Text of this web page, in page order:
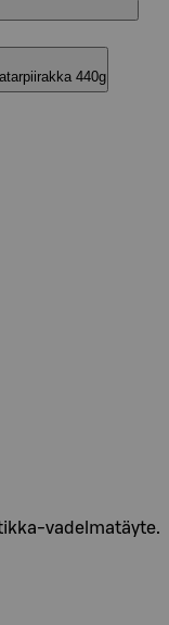
440g
vadelmatäyte.